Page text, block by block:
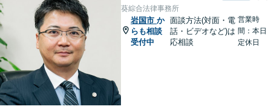
葵綜合法律事務所
岩国市 か
らも相談
受付中
面談方法(対面・電
話・ビデオなど)は
応相談
営業時
間：本日
定休日